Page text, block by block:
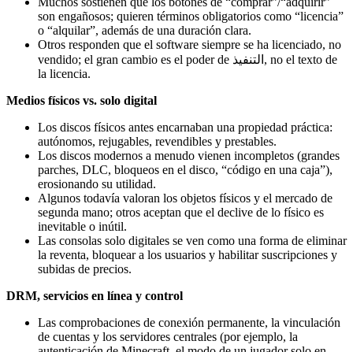
son engañosos; quieren términos obligatorios como “licencia”
o “alquilar”, además de una duración clara.
Otros responden que el software siempre se ha licenciado, no
vendido; el gran cambio es el poder de التنفيذ, no el texto de
la licencia.
Medios físicos vs. solo digital
Los discos físicos antes encarnaban una propiedad práctica:
autónomos, rejugables, revendibles y prestables.
Los discos modernos a menudo vienen incompletos (grandes
parches, DLC, bloqueos en el disco, “código en una caja”),
erosionando su utilidad.
Algunos todavía valoran los objetos físicos y el mercado de
segunda mano; otros aceptan que el declive de lo físico es
inevitable o inútil.
Las consolas solo digitales se ven como una forma de eliminar
la reventa, bloquear a los usuarios y habilitar suscripciones y
subidas de precios.
DRM, servicios en línea y control
Las comprobaciones de conexión permanente, la vinculación
de cuentas y los servidores centrales (por ejemplo, la